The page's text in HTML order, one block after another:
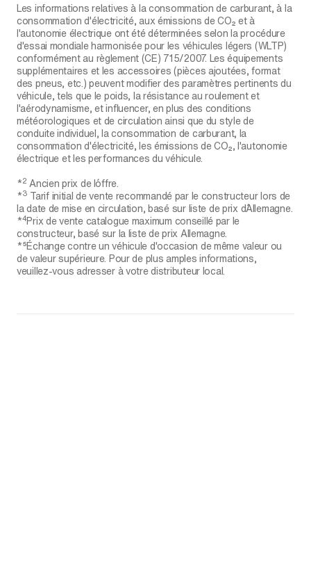
Les informations relatives à la consommation de carburant, à la
consommation d'électricité, aux émissions de CO₂ et à
l'autonomie électrique ont été déterminées selon la procédure
d'essai mondiale harmonisée pour les véhicules légers (WLTP)
conformément au règlement (CE) 715/2007. Les équipements
supplémentaires et les accessoires (pièces ajoutées, format
des pneus, etc.) peuvent modifier des paramètres pertinents du
véhicule, tels que le poids, la résistance au roulement et
l'aérodynamisme, et influencer, en plus des conditions
météorologiques et de circulation ainsi que du style de
conduite individuel, la consommation de carburant, la
consommation d'électricité, les émissions de CO₂, l'autonomie
électrique et les performances du véhicule.
*2 Ancien prix de l´offre.
*3 Tarif initial de vente recommandé par le constructeur lors de
la date de mise en circulation, basé sur liste de prix d´Allemagne.
*4Prix de vente catalogue maximum conseillé par le
constructeur, basé sur la liste de prix Allemagne.
*⁵Échange contre un véhicule d'occasion de même valeur ou
de valeur supérieure. Pour de plus amples informations,
veuillez-vous adresser à votre distributeur local.